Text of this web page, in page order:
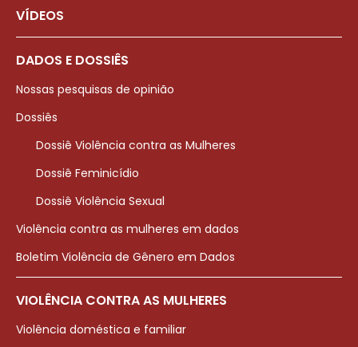
VÍDEOS
DADOS E DOSSIÊS
Nossas pesquisas de opinião
Dossiês
Dossiê Violência contra as Mulheres
Dossiê Feminicídio
Dossiê Violência Sexual
Violência contra as mulheres em dados
Boletim Violência de Gênero em Dados
VIOLÊNCIA CONTRA AS MULHERES
Violência doméstica e familiar